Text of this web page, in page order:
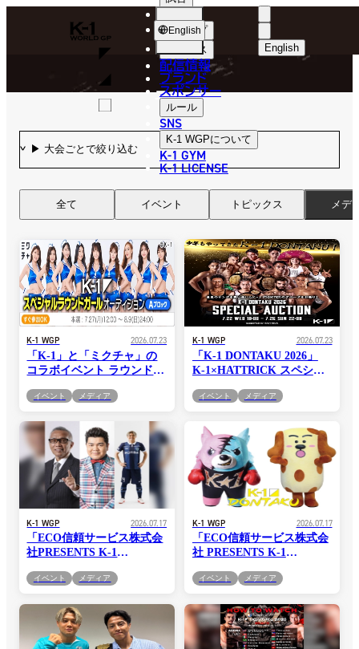
K-
WGP
English
한국어
中文（繁體
العربية
ショップ
ニュース
配信情報
ブランド
スポンサー
ルール
SNS
K-1 WGPについて
K-1 GYM
K-1 LICENSE
English
NEWS
ニュース
全て イベント トピックス メデ
K-1 WGP 2026.07.23
「K-1」と「ミクチャ」の
コラボイベント ラウンドガ
1×ミクチャ スペシャルラウ
ン』開催！
イベント メディア
K-1 WGP 2026.07.23
「K-1 DONTAKU 2026」
K-1×HATTRICK スペシャ
イベント メディア
K-1 WGP 2026.07.17
「ECO信頼サービス株式会
社PRESENTS K-1
(月・祝)マリンメッセ福岡B
イベント メディア
K-1 WGP 2026.07.17
「ECO信頼サービス株式会
社 PRESENTS K-1
祝)福岡 K-1非公認キャラク
ス 2024」優勝のちくワン撮
影会決定！
イベント メディア